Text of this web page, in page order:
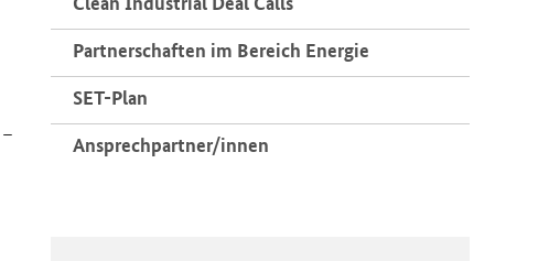
–
Part­ner­schaf­ten im Be­reich En­er­gie
SET-​Plan
An­sprech­part­ner/innen